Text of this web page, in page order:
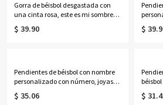
Gorra de béisbol desgastada con
una cinta rosa, este es mi sombrero
de lucha, sombrero de orgullo,
regalo inspirador
$ 39.90
de
$
Pendientes de béisbol con nombre
personalizado con número, joyas
de porristas de béisbol,
deporte/cumpleaños/regalo del día
$ 35.06 $